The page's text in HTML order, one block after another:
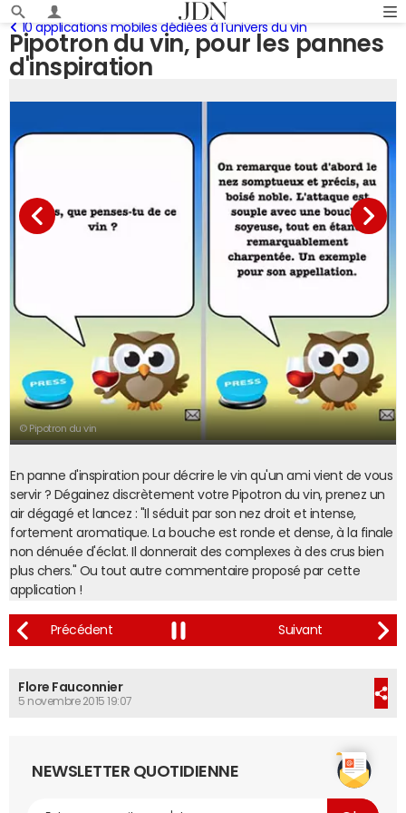
Pipotron du vin, pour les pannes
d'inspiration
10 applications mobiles dédiées à l'univers du vin
© Pipotron du vin
En panne d'inspiration pour décrire le vin qu'un ami vient de vous
servir ? Dégainez discrètement votre Pipotron du vin, prenez un
air dégagé et lancez : "Il séduit par son nez droit et intense,
fortement aromatique. La bouche est ronde et dense, à la finale
non dénuée d'éclat. Il donnerait des complexes à des crus bien
plus chers." Ou tout autre commentaire proposé par cette
application !
Flore Fauconnier
5 novembre 2015 19:07
NEWSLETTER QUOTIDIENNE